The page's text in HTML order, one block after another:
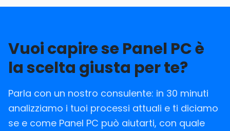
Vuoi capire se Panel PC è
la scelta giusta per te?
Parla con un nostro consulente: in 30 minuti
analizziamo i tuoi processi attuali e ti diciamo
se e come Panel PC può aiutarti, con quale